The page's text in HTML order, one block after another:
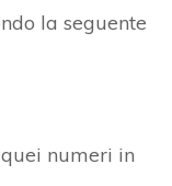
la seguente
numeri in